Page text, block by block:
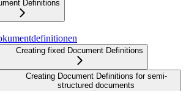
Definitions
Creating fixed Document Definitions
Creating Document Definitions for semi-
structured documents